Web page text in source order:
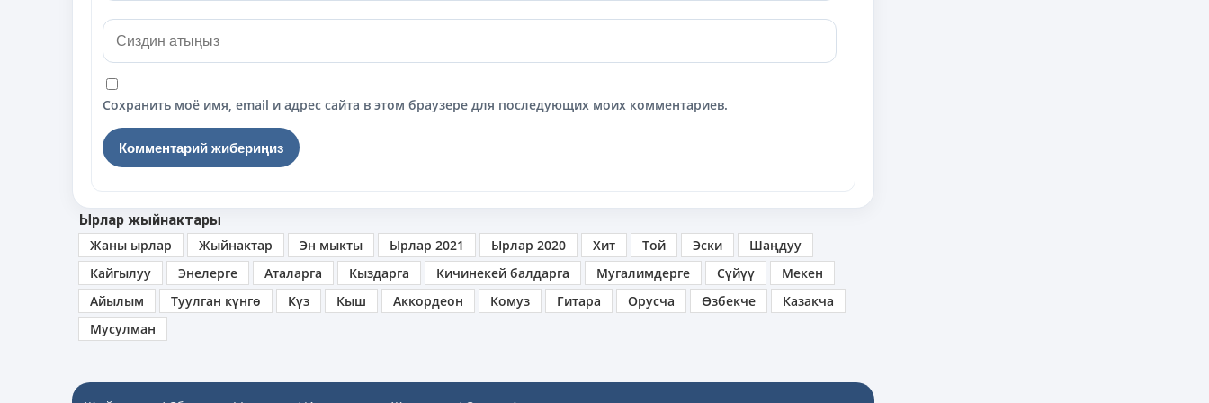
Сохранить моё имя, email и адрес сайта в этом браузере для последующих моих комментариев.
Ырлар жыйнактары
Жаны ырлар
Жыйнактар Эн мыкты Ырлар 2021 Ырлар 2020 Хит Той Эски
Шаңдуу
Кайгылуу
Энелерге Аталарга Кыздарга Кичинекей балдарга Мугалимдерге Сүйүү
Мекен
Айылым
Туулган күнгө Күз Кыш Аккордеон Комуз Гитара Орусча Өзбекче
Казакча
Мусулман